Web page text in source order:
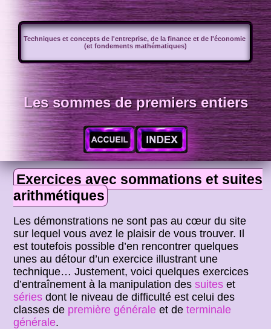
Techniques et concepts de l'entreprise, de la finance et de l'économie
(et fondements mathématiques)
Les sommes de premiers entiers
Exercices avec sommations et suites
arithmétiques
Les démonstrations ne sont pas au cœur du site
sur lequel vous avez le plaisir de vous trouver. Il
est toutefois possible d’en rencontrer quelques
unes au détour d’un exercice illustrant une
technique… Justement, voici quelques exercices
d’entraînement à la manipulation dessuites et
séries dont le niveau de difficulté est celui des
classes de première générale et determinale
générale.